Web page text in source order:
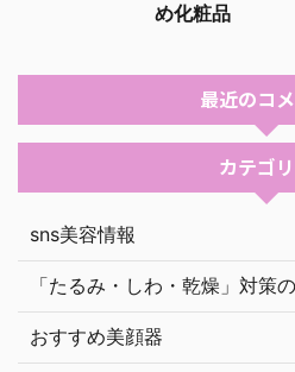
め化粧品
最近のコ
カテゴ
sns美容情報
「たるみ・しわ・乾燥」対策
おすすめ美顔器